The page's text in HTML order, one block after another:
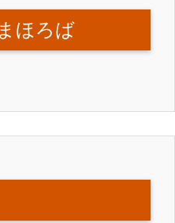
ほろば